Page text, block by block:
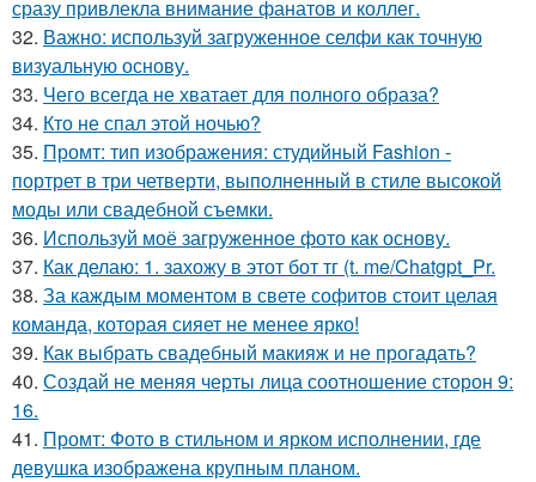
сразу привлекла внимание фанатов и коллег.
32. Важно: используй загруженное селфи как точную
визуальную основу.
33. Чего всегда не хватает для полного образа?
34. Кто не спал этой ночью?
35. Промт: тип изображения: студийный Fashion -
портрет в три четверти, выполненный в стиле высокой
моды или свадебной съемки.
36. Используй моё загруженное фото как основу.
37. Как делаю: 1. захожу в этот бот тг (t. me/Chatgpt_Pr.
38. За каждым моментом в свете софитов стоит целая
команда, которая сияет не менее ярко!
39. Как выбрать свадебный макияж и не прогадать?
40. Создай не меняя черты лица соотношение сторон 9:
16.
41. Промт: Фото в стильном и ярком исполнении, где
девушка изображена крупным планом.